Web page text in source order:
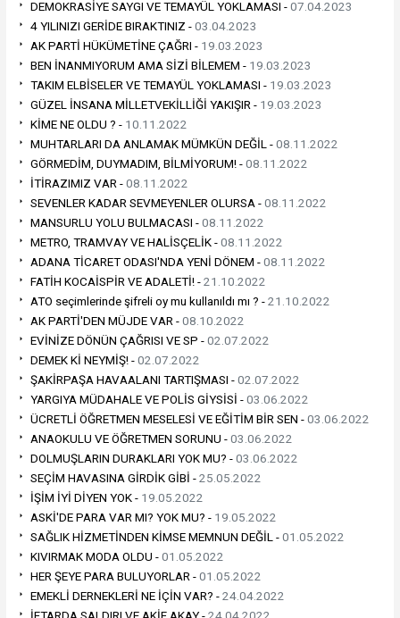
DEMOKRASİYE SAYGI VE TEMAYÜL YOKLAMASI -07.04.2023
4 YILINIZI GERİDE BIRAKTINIZ -03.04.2023
AK PARTİ HÜKÜMETİNE ÇAĞRI - 19.03.2023
BEN İNANMIYORUM AMA SİZİ BİLEMEM - 19.03.2023
TAKIM ELBİSELER VE TEMAYÜL YOKLAMASI - 19.03.2023
GÜZEL İNSANA MİLLETVEKİLLİĞİ YAKIŞIR - 19.03.2023
KİME NE OLDU ? - 10.11.2022
MUHTARLARI DA ANLAMAK MÜMKÜN DEĞİL -08.11.2022
GÖRMEDİM, DUYMADIM, BİLMİYORUM! -08.11.2022
İTİRAZIMIZ VAR -08.11.2022
SEVENLER KADAR SEVMEYENLER OLURSA -08.11.2022
MANSURLU YOLU BULMACASI -08.11.2022
METRO, TRAMVAY VE HALİSÇELİK -08.11.2022
ADANA TİCARET ODASI'NDA YENİ DÖNEM -08.11.2022
FATİH KOCAİSPİR VE ADALETİ! -21.10.2022
ATO seçimlerinde şifreli oy mu kullanıldı mı ? -21.10.2022
AK PARTİ'DEN MÜJDE VAR -08.10.2022
EVİNİZE DÖNÜN ÇAĞRISI VE SP -02.07.2022
DEMEK Kİ NEYMİŞ! -02.07.2022
ŞAKİRPAŞA HAVAALANI TARTIŞMASI -02.07.2022
YARGIYA MÜDAHALE VE POLİS GİYSİSİ -03.06.2022
ÜCRETLİ ÖĞRETMEN MESELESİ VE EĞİTİM BİR SEN -03.06.2022
ANAOKULU VE ÖĞRETMEN SORUNU -03.06.2022
DOLMUŞLARIN DURAKLARI YOK MU? -03.06.2022
SEÇİM HAVASINA GİRDİK GİBİ -25.05.2022
İŞİM İYİ DİYEN YOK - 19.05.2022
ASKİ'DE PARA VAR MI? YOK MU? - 19.05.2022
SAĞLIK HİZMETİNDEN KİMSE MEMNUN DEĞİL -01.05.2022
KIVIRMAK MODA OLDU -01.05.2022
HER ŞEYE PARA BULUYORLAR -01.05.2022
EMEKLİ DERNEKLERİ NE İÇİN VAR? -24.04.2022